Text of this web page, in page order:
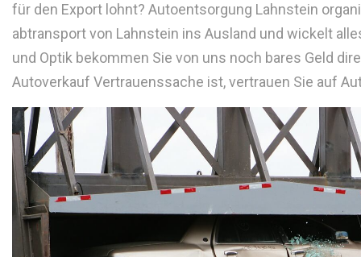
für den Export lohnt? Autoentsorgung Lahnstein
abtransport von Lahnstein ins Ausland und wickelt
und Optik bekommen Sie von uns noch bares Geld
Autoverkauf Vertrauenssache ist, vertrauen Sie auf